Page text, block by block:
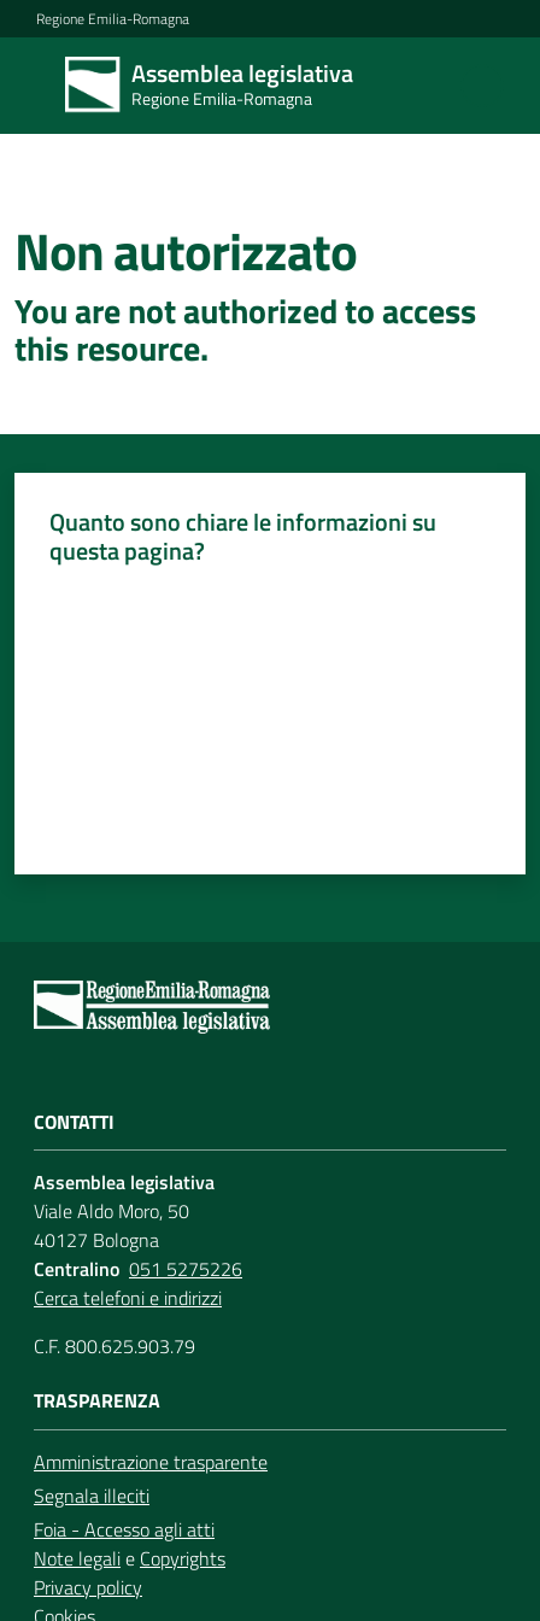
Vai al contenuto
Vai alla navigazione
Vai al footer
Regione Emilia-Romagna
Assemblea legislativa
Regione Emilia-Romagna
Assemblea
legislativa
Regione Emilia-
Concittadini
Porte
aperte
Mostre
Percorsi
Non autorizzato
You are not authorized to access
this resource.
Quanto sono chiare le informazioni su
questa pagina?
CONTATTI
Assemblea legislativa
Viale Aldo Moro, 50
40127 Bologna
Centralino 051 5275226
Cerca telefoni e indirizzi
C.F. 800.625.903.79
TRASPARENZA
Amministrazione trasparente
Segnala illeciti
Foia - Accesso agli atti
Note legalie Copyrights
Privacy policy